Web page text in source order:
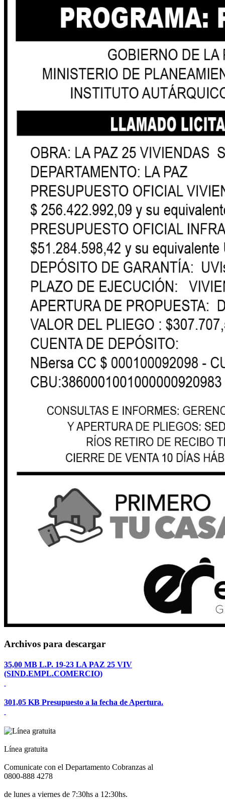
Archivos para descargar
35,00 MB L.P. 19-23 LA PAZ 25 VIV
(SIND.EMPL.COMERCIO)
301,05 KB Presupuesto a la fecha de Apertura.
Línea gratuita
Comunicate con el Departamento Cobranzas al
0800-888 4278
de lunes a viernes de 7:30hs a 12:30hs.